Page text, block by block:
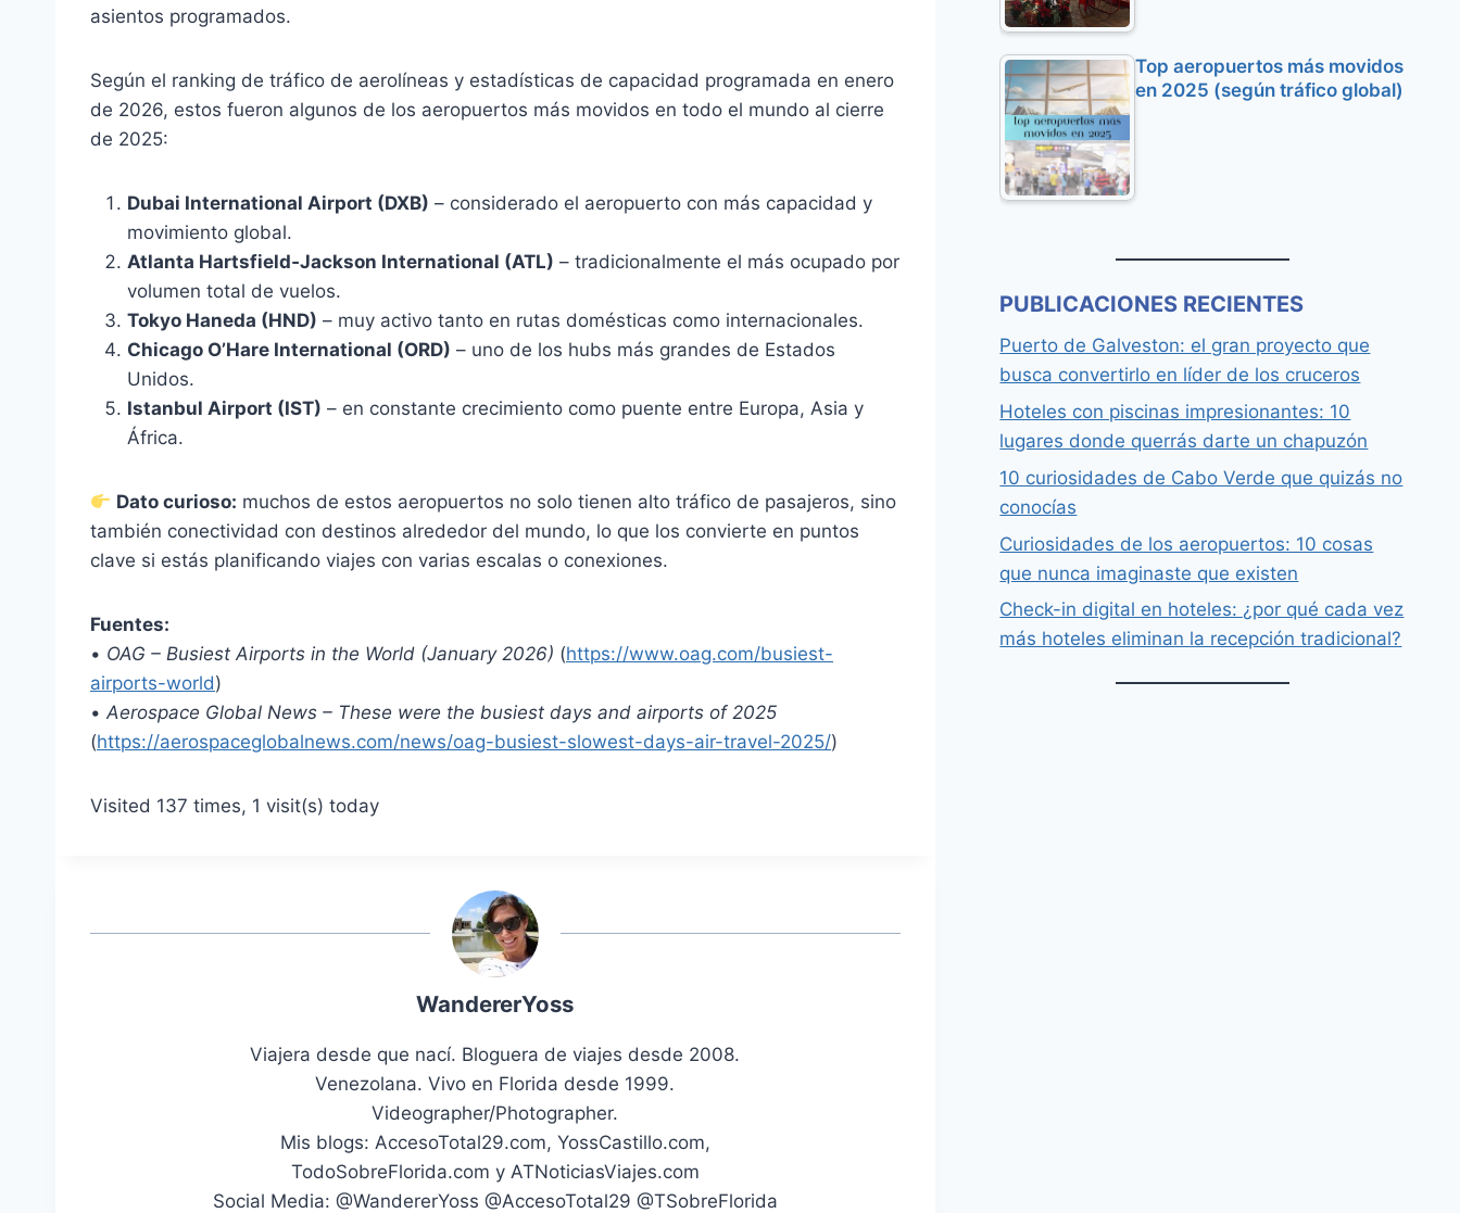
asientos programados.
Según el ranking de tráfico de aerolíneas y estadísticas de capacidad programada en enero
de 2026, estos fueron algunos de los aeropuertos más movidos en todo el mundo al cierre
de 2025:
Dubai International Airport (DXB) – considerado el aeropuerto con más capacidad y
movimiento global.
Atlanta Hartsfield‑Jackson International (ATL) – tradicionalmente el más ocupado por
volumen total de vuelos.
Tokyo Haneda (HND) – muy activo tanto en rutas domésticas como internacionales.
Chicago O’Hare International (ORD) – uno de los hubs más grandes de Estados
Unidos.
Istanbul Airport (IST) – en constante crecimiento como puente entre Europa, Asia y
África.
Dato curioso: muchos de estos aeropuertos no solo tienen alto tráfico de pasajeros, sino
también conectividad con destinos alrededor del mundo, lo que los convierte en puntos
clave si estás planificando viajes con varias escalas o conexiones.
Fuentes:
• OAG – Busiest Airports in the World (January 2026) (https://www.oag.com/busiest-
airports-world)
• Aerospace Global News – These were the busiest days and airports of 2025
(https://aerospaceglobalnews.com/news/oag-busiest-slowest-days-air-travel-2025/)
Visited 137 times, 1 visit(s) today
WandererYoss
Viajera desde que nací. Bloguera de viajes desde 2008.
Venezolana. Vivo en Florida desde 1999.
Videographer/Photographer.
Mis blogs: AccesoTotal29.com, YossCastillo.com,
TodoSobreFlorida.com y ATNoticiasViajes.com
Social Media: @WandererYoss @AccesoTotal29 @TSobreFlorida
Top aeropuertos más movidos
en 2025 (según tráfico global)
PUBLICACIONES RECIENTES
Puerto de Galveston: el gran proyecto que
busca convertirlo en líder de los cruceros
Hoteles con piscinas impresionantes: 10
lugares donde querrás darte un chapuzón
10 curiosidades de Cabo Verde que quizás no
conocías
Curiosidades de los aeropuertos: 10 cosas
que nunca imaginaste que existen
Check-in digital en hoteles: ¿por qué cada vez
más hoteles eliminan la recepción tradicional?